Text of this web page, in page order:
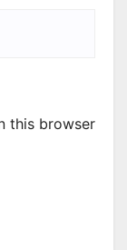
this browser